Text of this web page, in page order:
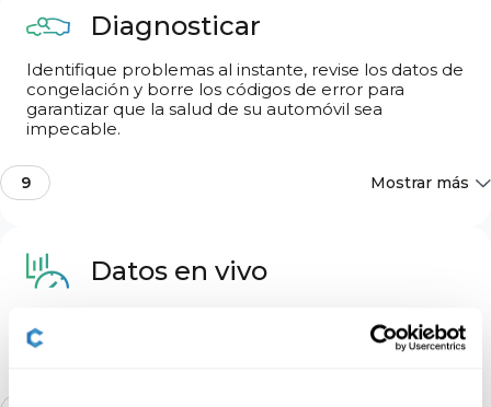
Luces: Diurnas (DRL) 1
1
Diagnosticar
Identifique problemas al instante, revise los datos de
congelación y borre los códigos de error para
garantizar que la salud de su automóvil sea
impecable.
9 Mostrar más
Datos en vivo
de tu coche y soluciona problemas con tu vehículo